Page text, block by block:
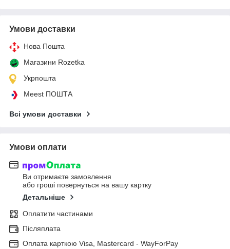
Умови доставки
Нова Пошта
Магазини Rozetka
Укрпошта
Meest ПОШТА
Всі умови доставки
Умови оплати
Ви отримаєте замовлення
або гроші повернуться на вашу картку
Детальніше
Оплатити частинами
Післяплата
Оплата карткою Visa, Mastercard - WayForPay